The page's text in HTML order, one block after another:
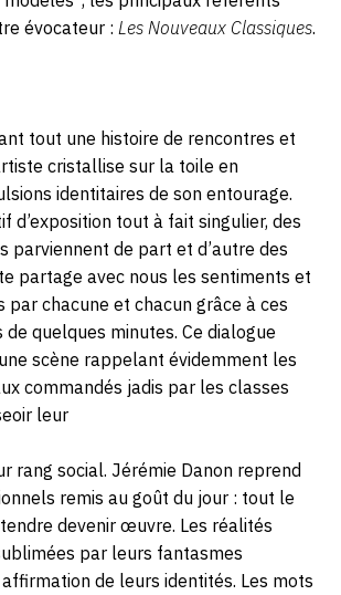
évocateur : Les Nouveaux Classiques.
tout une histoire de rencontres et
cristallise sur la toile en
identitaires de son entourage.
d’exposition tout à fait singulier, des
parviennent de part et d’autre des
partage avec nous les sentiments et
par chacune et chacun grâce à ces
quelques minutes. Ce dialogue
scène rappelant évidemment les
commandés jadis par les classes
leur
rang social. Jérémie Danon reprend
remis au goût du jour : tout le
devenir œuvre. Les réalités
par leurs fantasmes
de leurs identités. Les mots